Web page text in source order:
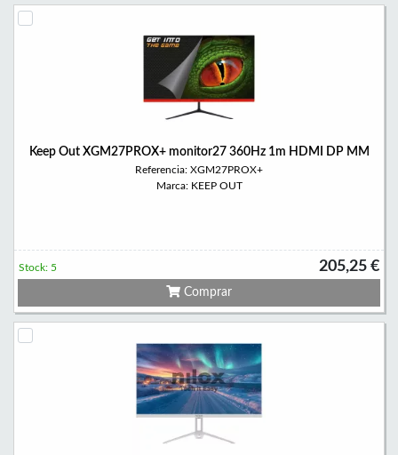
Keep Out XGM27PROX+ monitor27 360Hz 1m HDMI DP MM
Referencia: XGM27PROX+
Marca: KEEP OUT
205,25 €
Stock: 5
Comprar